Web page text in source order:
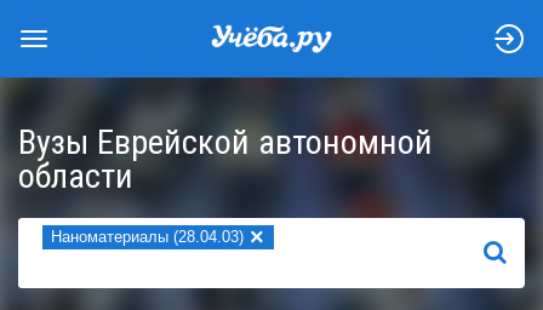
Вузы Еврейской автономной
области
Наноматериалы (28.04.03) ×
НАЙТИ